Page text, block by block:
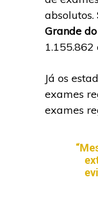
absolutos.
Grande
Já os
exames
exames